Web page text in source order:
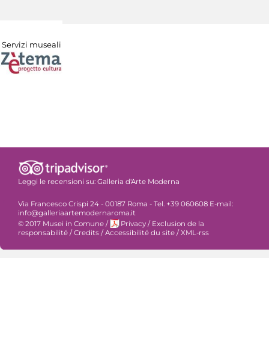
Servizi museali
Leggi le recensioni su: Galleria d'Arte Moderna
Via Francesco Crispi 24 - 00187 Roma - Tel. +39 060608 E-mail:
info@galleriaartemodernaroma.it
© 2017 Musei in Comune / Privacy / Exclusion de la
responsabilité /Credits /Accessibilité du site /XML-rss